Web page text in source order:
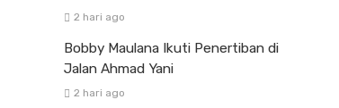
2 hari ago
Bobby Maulana Ikuti Penertiban di
Jalan Ahmad Yani
2 hari ago